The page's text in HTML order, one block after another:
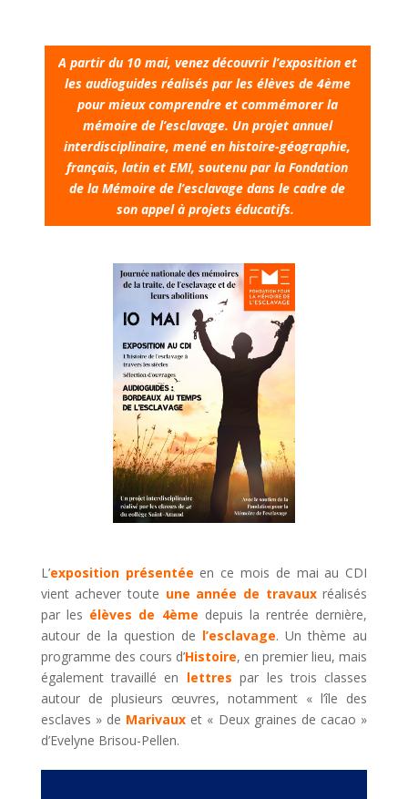
A partir du 10 mai, venez découvrir l’exposition et
les audioguides réalisés par les élèves de 4ème
pour mieux comprendre et commémorer la
mémoire de l’esclavage. Un projet annuel
interdisciplinaire, mené en histoire-géographie,
français, latin et EMI, soutenu par la Fondation
de la Mémoire de l’esclavage dans le cadre de
son appel à projets éducatifs.
L’exposition présentée en ce mois de mai au CDI
vient achever toute une année de travauxréalisés
par les élèves de 4ème depuis la rentrée dernière,
autour de la question de l’esclavage. Un thème au
programme des cours d’Histoire, en premier lieu, mais
également travaillé en lettres par les trois classes
autour de plusieurs œuvres, notamment « l’île des
esclaves » de Marivaux et « Deux graines de cacao »
d’Evelyne Brisou-Pellen.